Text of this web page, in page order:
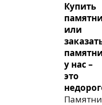
Купить
или
у нас –
это